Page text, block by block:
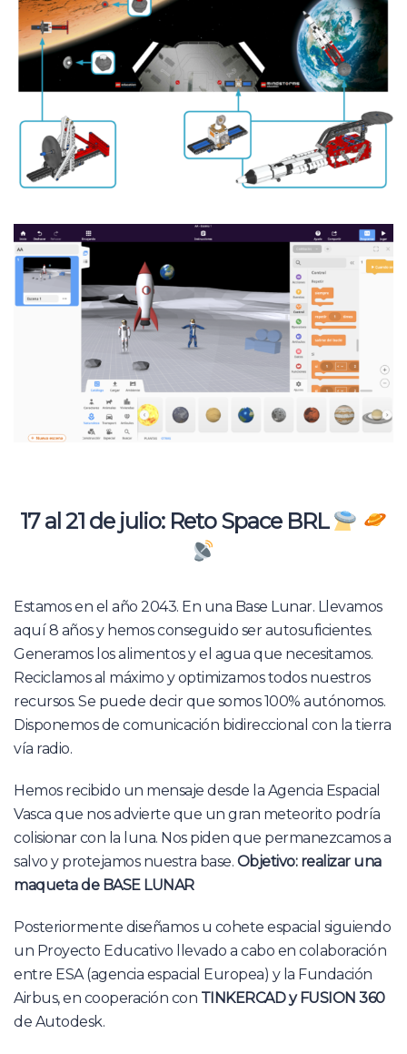
17 al 21 de julio: Reto Space BRL
Estamos en el año 2043. En una Base Lunar. Llevamos
aquí 8 años y hemos conseguido ser autosuficientes.
Generamos los alimentos y el agua que necesitamos.
Reciclamos al máximo y optimizamos todos nuestros
recursos. Se puede decir que somos 100% autónomos.
Disponemos de comunicación bidireccional con la tierra
vía radio.
Hemos recibido un mensaje desde la Agencia Espacial
Vasca que nos advierte que un gran meteorito podría
colisionar con la luna. Nos piden que permanezcamos a
salvo y protejamos nuestra base. Objetivo: realizar una
maqueta de BASE LUNAR
Posteriormente diseñamos u cohete espacial siguiendo
un Proyecto Educativo llevado a cabo en colaboración
entre ESA (agencia espacial Europea) y la Fundación
Airbus, en cooperación con TINKERCAD y FUSION 360
de Autodesk.